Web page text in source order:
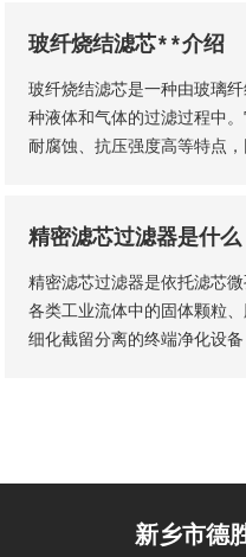
玻纤烧结滤芯**介绍
玻纤烧结滤芯是一种由玻璃
种液体和气体的过滤过程中
耐腐蚀、抗压强度高等特点
精密滤芯过滤器是什么
精密滤芯过滤器是依托滤芯
各类工业流体中的固体颗粒
细化截留分离的终端净化设
新乡市德